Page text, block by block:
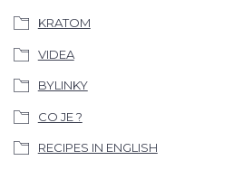
KRATOM
VIDEA
BYLINKY
CO JE ?
RECIPES IN ENGLISH